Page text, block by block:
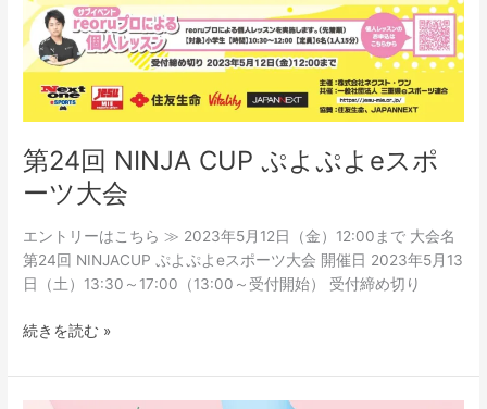
第24回 NINJA CUP ぷよぷよeスポ
ーツ大会
エントリーはこちら ≫ 2023年5月12日（金）12:00まで 大会名
第24回 NINJACUP ぷよぷよeスポーツ大会 開催日 2023年5月13
日（土）13:30～17:00（13:00～受付開始） 受付締め切り
続きを読む »